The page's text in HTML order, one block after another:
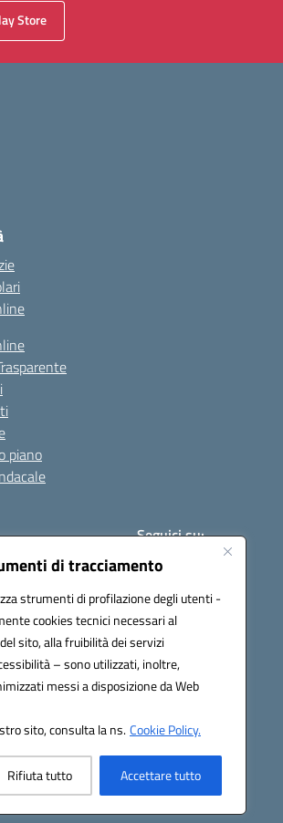
di tracciamento
strumenti di profilazione degli utenti -
cookies tecnici necessari al
sito, alla fruibilità dei servizi
– sono utilizzati, inoltre,
messi a disposizione da Web
sito, consulta la ns.Cookie Policy.
Rifiuta tutto Accettare tutto
Store
piano
Seguici su: